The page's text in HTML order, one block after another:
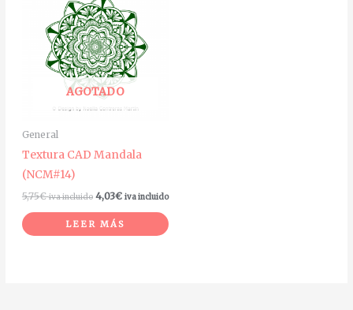
AGOTADO
General
Textura CAD Mandala
(NCM#14)
5,75€ iva incluido 4,03€ iva incluido
LEER MÁS